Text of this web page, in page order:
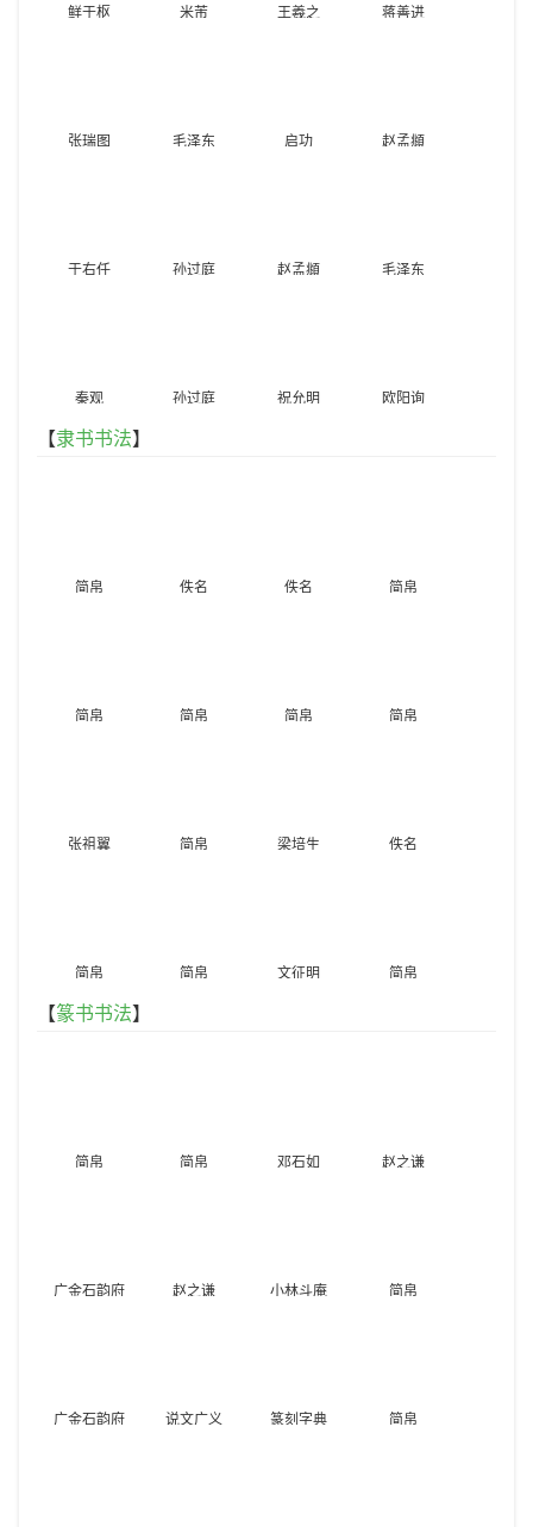
鲜于枢 米芾 王羲之 蒋善进
张瑞图 毛泽东 启功 赵孟頫
于右任 孙过庭 赵孟頫 毛泽东
秦观 孙过庭 祝允明 欧阳询
【隶书书法】
简帛 佚名 佚名 简帛
简帛 简帛 简帛 简帛
张祖翼 简帛 梁培生 佚名
简帛 简帛 文征明 简帛
【篆书书法】
简帛 简帛 邓石如 赵之谦
广金石韵府 赵之谦 小林斗庵 简帛
广金石韵府 说文广义 篆刻字典 简帛